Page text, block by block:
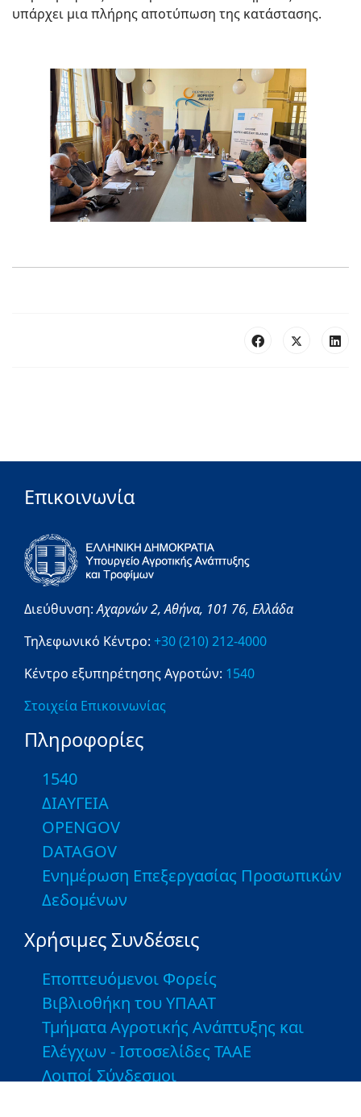
υπάρχει μια πλήρης αποτύπωση της κατάστασης.
Επικοινωνία
Διεύθυνση:Αχαρνών 2,Αθήνα, 101 76, Ελλάδα
Τηλεφωνικό Κέντρο: +30 (210) 212-4000
Κέντρο εξυπηρέτησης Αγροτών: 1540
Στοιχεία Επικοινωνίας
Πληροφορίες
1540
ΔΙΑΥΓΕΙΑ
OPENGOV
DATAGOV
Ενημέρωση Επεξεργασίας Προσωπικών
Δεδομένων
Χρήσιμες Συνδέσεις
Εποπτευόμενοι Φορείς
Βιβλιοθήκη του ΥΠΑΑΤ
Τμήματα Αγροτικής Ανάπτυξης και
Ελέγχων - Ιστοσελίδες ΤΑΑΕ
Λοιποί Σύνδεσμοι